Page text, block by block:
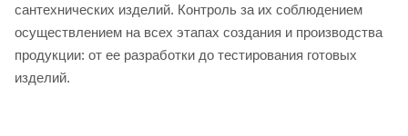
сантехнических изделий. Контроль за их соблюдением
осуществлением на всех этапах создания и производства
продукции: от ее разработки до тестирования готовых
изделий.